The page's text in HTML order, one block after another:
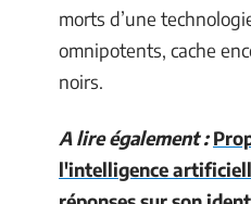
morts d’une
omnipotents, cache
noirs.
A lire également :
l'intelligence